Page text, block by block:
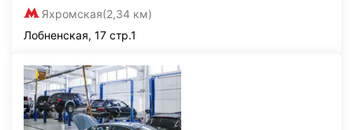
Яхромская(2,34 км)
Лобненская, 17 стр.1